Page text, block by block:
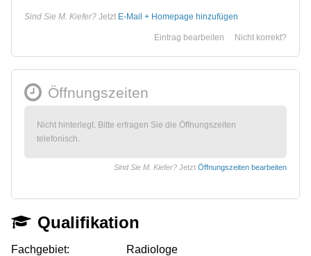
Sind Sie M. Kiefer? Jetzt E-Mail + Homepage hinzufügen
Nicht korrekt?
Eintrag bearbeiten
Öffnungszeiten
Nicht hinterlegt. Bitte erfragen Sie die Öffnungszeiten
telefonisch.
Sind Sie M. Kiefer? Jetzt Öffnungszeiten bearbeiten
Qualifikation
Fachgebiet:
Radiologe